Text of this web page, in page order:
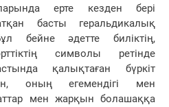
ерте кезден бері
басты геральдикалық
бейне әдетте биліктің,
символы ретінде
қалықтаған бүркіт
оның егемендігі мен
мен жарқын болашаққа